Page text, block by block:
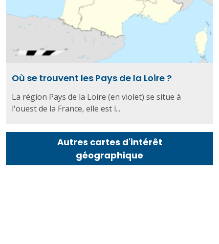
Où se trouvent les Pays de la Loire ?
La région Pays de la Loire (en violet) se situe à
l'ouest de la France, elle est l...
Autres cartes d'intérêt
géographique